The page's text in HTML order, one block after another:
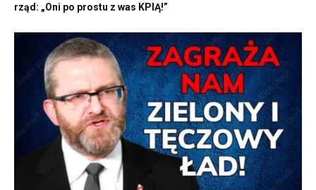
rząd: „Oni po prostu z was KPIĄ!”